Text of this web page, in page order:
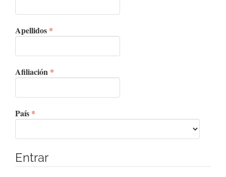
Apellidos *
Afiliación *
País *
Entrar